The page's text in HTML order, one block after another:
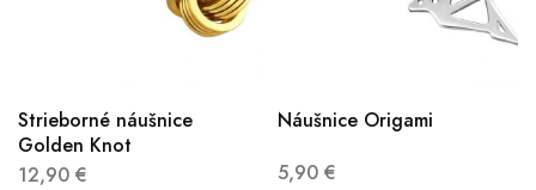
Strieborné náušnice
Golden Knot
12,90 €
Náušnice Origami
5,90 €